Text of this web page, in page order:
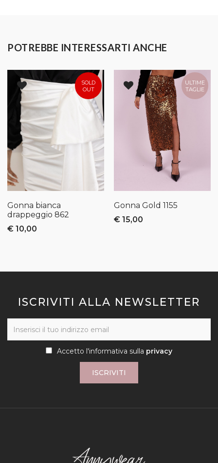
POTREBBE INTERESSARTI ANCHE
SOLD
OUT
Gonna bianca
drappeggio 862
€ 10,00
ULTIME
TAGLIE
Gonna Gold 1155
€ 15,00
ISCRIVITI ALLA NEWSLETTER
Accetto l'informativa sulla privacy
ISCRIVITI